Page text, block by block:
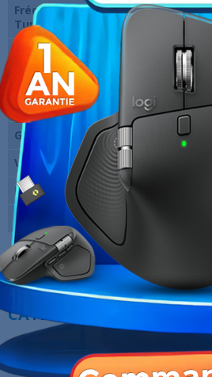
Fréquence en mode
Turbo
5.2 GHz
Nombre de coeurs
Nombre de threads
Cache total
30 Mo L3
GPU intégrée
Ventilateur fourni
Marque
Garantie
Références spécifiques
10 AUTRES PRODUITS
CATÉGORIE :